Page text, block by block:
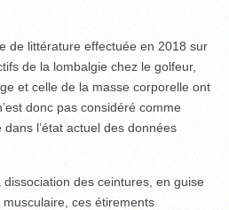
de littérature effectuée en 2018 sur
de la lombalgie chez le golfeur,
et celle de la masse corporelle ont
donc pas considéré comme
l’état actuel des données
dissociation des ceintures, en guise
ces étirements